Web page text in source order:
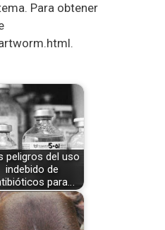
Para obtener
peligros del uso
indebido de
para…